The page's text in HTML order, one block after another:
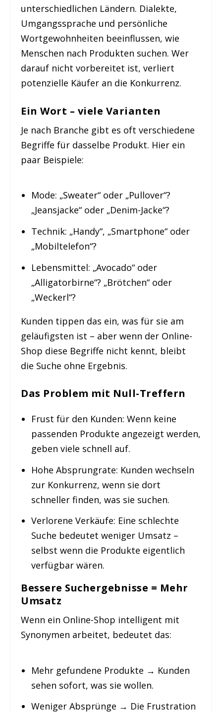
unterschiedlichen Ländern. Dialekte,
Umgangssprache und persönliche
Wortgewohnheiten beeinflussen, wie
Menschen nach Produkten suchen. Wer
darauf nicht vorbereitet ist, verliert
potenzielle Käufer an die Konkurrenz.
Ein Wort – viele Varianten
Je nach Branche gibt es oft verschiedene
Begriffe für dasselbe Produkt. Hier ein
paar Beispiele:
Mode: „Sweater“ oder „Pullover“?
„Jeansjacke“ oder „Denim-Jacke“?
Technik: „Handy“, „Smartphone“ oder
„Mobiltelefon“?
Lebensmittel: „Avocado“ oder
„Alligatorbirne“? „Brötchen“ oder
„Weckerl“?
Kunden tippen das ein, was für sie am
geläufigsten ist – aber wenn der Online-
Shop diese Begriffe nicht kennt, bleibt
die Suche ohne Ergebnis.
Das Problem mit Null-Treffern
Frust für den Kunden: Wenn keine
passenden Produkte angezeigt werden,
geben viele schnell auf.
Hohe Absprungrate: Kunden wechseln
zur Konkurrenz, wenn sie dort
schneller finden, was sie suchen.
Verlorene Verkäufe: Eine schlechte
Suche bedeutet weniger Umsatz –
selbst wenn die Produkte eigentlich
verfügbar wären.
Bessere Suchergebnisse = Mehr
Umsatz
Wenn ein Online-Shop intelligent mit
Synonymen arbeitet, bedeutet das:
Mehr gefundene Produkte → Kunden
sehen sofort, was sie wollen.
Weniger Absprünge → Die Frustration